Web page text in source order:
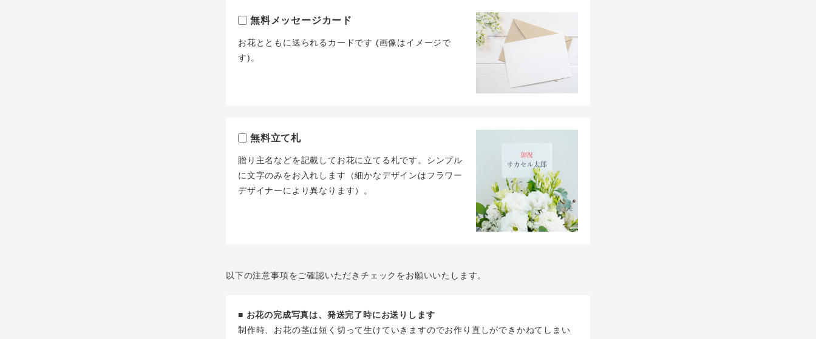
無料メッセージカード
お花とともに送られるカードです (画像はイメージで
す)。
無料立て札
贈り主名などを記載してお花に立てる札です。シンプル
に文字のみをお入れします（細かなデザインはフラワー
デザイナーにより異なります）。
以下の注意事項をご確認いただきチェックをお願いいたします。
■ お花の完成写真は、発送完了時にお送りします
制作時、お花の茎は短く切って生けていきますのでお作り直しができかねてしまい